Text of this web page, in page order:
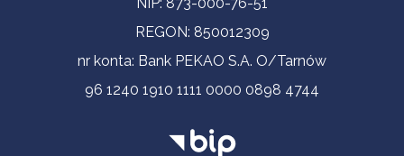
REGON: 850012309
nr konta: Bank PEKAO S.A. O/Tarnów
96 1240 1910 1111 0000 0898 4744